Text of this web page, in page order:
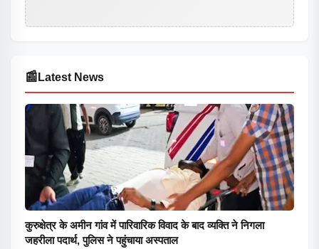
📰 Latest News
कुरुक्षेत्र के अमीन गांव में पारिवारिक विवाद के बाद व्यक्ति ने निगला
जहरीला पदार्थ, पुलिस ने पहुंचाया अस्पताल